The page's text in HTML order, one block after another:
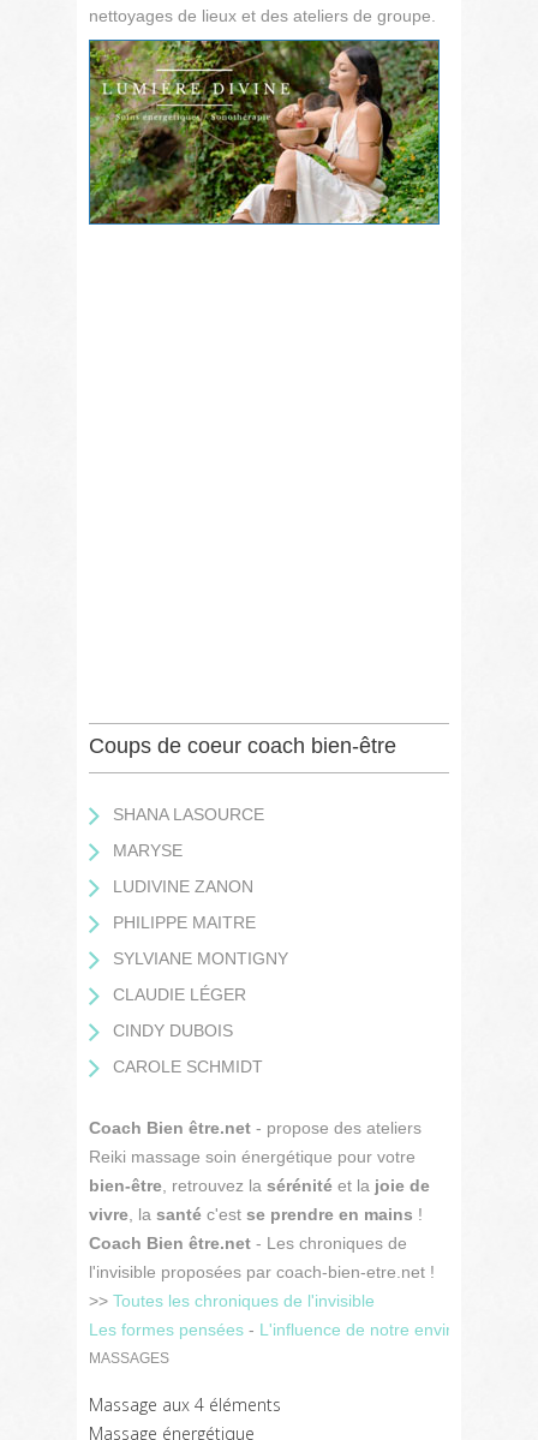
nettoyages de lieux et des ateliers de groupe.
Coups de coeur coach bien-être
SHANA LASOURCE
MARYSE
LUDIVINE ZANON
PHILIPPE MAITRE
SYLVIANE MONTIGNY
CLAUDIE LÉGER
CINDY DUBOIS
CAROLE SCHMIDT
Coach Bien être.net - propose des ateliers
Reiki massage soin énergétique pour votre
bien-être , retrouvez la sérénité et la joie de
vivre , la santé c'est se prendre en mains !
Coach Bien être.net - Les chroniques de
l'invisible proposées par coach-bien-etre.net !
>> Toutes les chroniques de l'invisible
Les formes pensées - L'influence de notre
MASSAGES
Massage aux 4 éléments
Massage énergétique